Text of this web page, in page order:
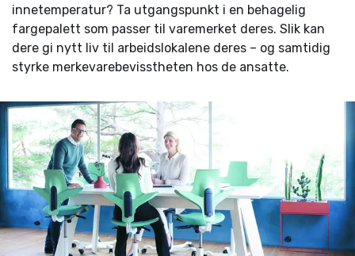
innetemperatur? Ta utgangspunkt i en behagelig
fargepalett som passer til varemerket deres. Slik kan
dere gi nytt liv til arbeidslokalene deres – og samtidig
styrke merkevarebevisstheten hos de ansatte.